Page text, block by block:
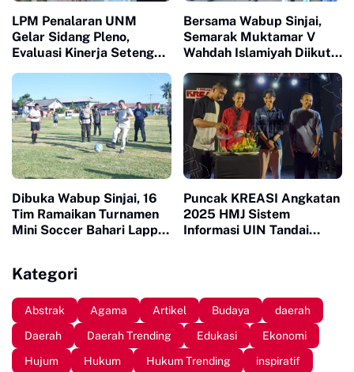
LPM Penalaran UNM
Gelar Sidang Pleno,
Evaluasi Kinerja Setengah
Bersama Wabup Sinjai,
Semarak Muktamar V
Wahdah Islamiyah Diikuti
Dibuka Wabup Sinjai, 16
Tim Ramaikan Turnamen
Mini Soccer Bahari Lappa
Puncak KREASI Angkatan
2025 HMJ Sistem
Informasi UIN Tandai
Kategori
Abstrak Agama Artikel Budaya
daerah
Daerah
Daerah Trending Edukasi
Ekonomi
Hujum
Hukum Hukum Trending
inspiratif